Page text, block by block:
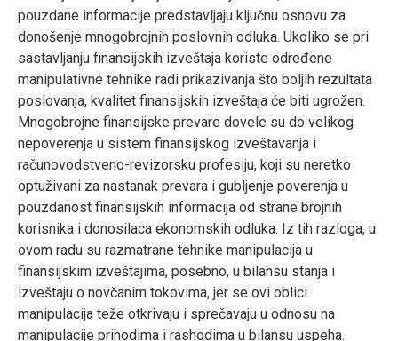
pouzdane informacije predstavljaju ključnu osnovu za
donošenje mnogobrojnih poslovnih odluka. Ukoliko se pri
sastavljanju finansijskih izveštaja koriste određene
manipulativne tehnike radi prikazivanja što boljih rezultata
poslovanja, kvalitet finansijskih izveštaja će biti ugrožen.
Mnogobrojne finansijske prevare dovele su do velikog
nepoverenja u sistem finansijskog izveštavanja i
računovodstveno-revizorsku profesiju, koji su neretko
optuživani za nastanak prevara i gubljenje poverenja u
pouzdanost finansijskih informacija od strane brojnih
korisnika i donosilaca ekonomskih odluka. Iz tih razloga, u
ovom radu su razmatrane tehnike manipulacija u
finansijskim izveštajima, posebno, u bilansu stanja i
izveštaju o novčanim tokovima, jer se ovi oblici
manipulacija teže otkrivaju i sprečavaju u odnosu na
manipulacije prihodima i rashodima u bilansu uspeha.